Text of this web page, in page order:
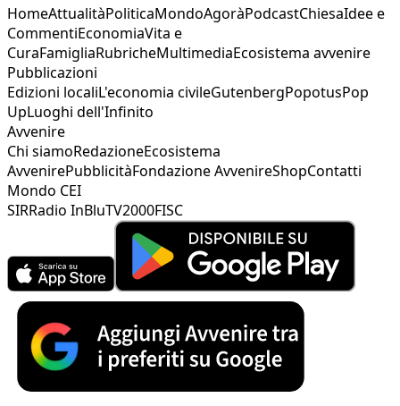
HomeAttualitàPoliticaMondoAgoràPodcastChiesaIdee e
CommentiEconomiaVita e
CuraFamigliaRubricheMultimediaEcosistema avvenire
Pubblicazioni
Edizioni localiL'economia civileGutenbergPopotusPop
UpLuoghi dell'Infinito
Avvenire
Chi siamoRedazioneEcosistema
AvvenirePubblicitàFondazione AvvenireShopContatti
Mondo CEI
SIRRadio InBluTV2000FISC